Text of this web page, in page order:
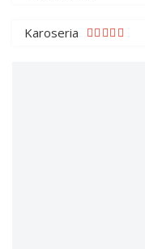
Karoseria